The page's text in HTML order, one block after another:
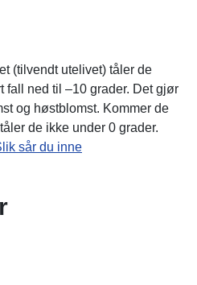
(tilvendt utelivet) tåler de
fall ned til –10 grader. Det gjør
og høstblomst. Kommer de
de ikke under 0 grader.
sår du inne